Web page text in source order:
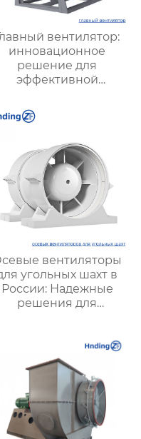
вентилятор:
инновационное
решение для
эффективной
оптимизации работы
вентиляторы
угольных шахт в
России: Надежные
решения для
безопасности